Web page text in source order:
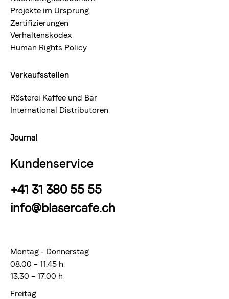
Projekte im Ursprung
Zertifizierungen
Verhaltenskodex
Human Rights Policy
Verkaufsstellen
Rösterei Kaffee und Bar
International Distributoren
Journal
Kundenservice
+41 31 380 55 55
info@blasercafe.ch
Montag - Donnerstag
08.00 – 11.45 h
13.30 – 17.00 h
Freitag